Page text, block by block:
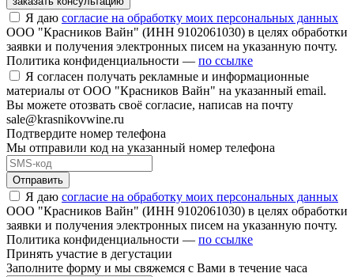
Я даю согласие на обработку моих персональных данных
ООО "Красников Вайн" (ИНН 9102061030) в целях обработки
заявки и получения электронных писем на указанную почту.
Политика конфиденциальности — по ссылке
Я согласен получать рекламные и информационные
материалы от ООО "Красников Вайн" на указанный email.
Вы можете отозвать своё согласие, написав на почту
sale@krasnikovwine.ru
Подтвердите номер телефона
Мы отправили код на указанный номер телефона
Отправить
Я даю согласие на обработку моих персональных данных
ООО "Красников Вайн" (ИНН 9102061030) в целях обработки
заявки и получения электронных писем на указанную почту.
Политика конфиденциальности — по ссылке
Принять участие в дегустации
Заполните форму и мы свяжемся с Вами в течение часа